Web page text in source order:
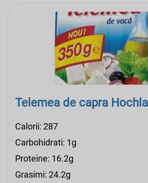
Telemea de capra
Calorii: 287
Carbohidrati: 1g
Proteine: 16.2g
Grasimi: 24.2g